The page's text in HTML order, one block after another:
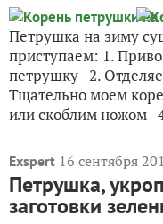
Петрушка на зиму
приступаем: 1.
петрушку 2.
Тщательно моем
или скоблим ножом
Exspert 16 сентября
Петрушка,
заготовки